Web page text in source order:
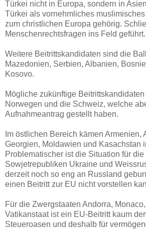
Türkei nicht in Europa, sondern in
Türkei als vornehmliches
zum christlichen Europa gehörig.
Menschenrechtsfragen ins Feld geführt.
Weitere Beitrittskandidaten sind die
Mazedonien, Serbien, Albanien,
Kosovo.
Mögliche zukünftige
Norwegen und die Schweiz, welche
Aufnahmeantrag gestellt haben.
Im östlichen Bereich kämen Armenien,
Georgien, Moldawien und Kasachstan
Problematischer ist die Situation für
Sowjetrepubliken Ukraine und
derzeit noch so eng an Russland
einen Beitritt zur EU nicht vorstellen
Für die Zwergstaaten Andorra,
Vatikanstaat ist ein EU-Beitritt kaum
Steueroasen und deshalb für